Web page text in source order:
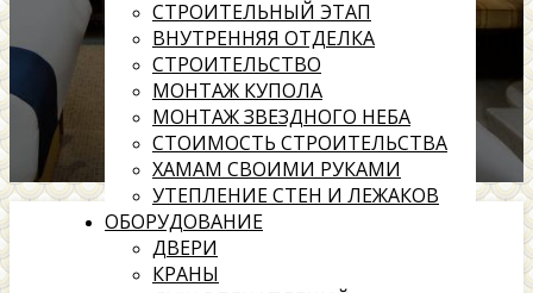
СТРОИТЕЛЬНЫЙ ЭТАП
ВНУТРЕННЯЯ ОТДЕЛКА
СТРОИТЕЛЬСТВО
МОНТАЖ КУПОЛА
МОНТАЖ ЗВЕЗДНОГО НЕБА
СТОИМОСТЬ СТРОИТЕЛЬСТВА
ХАМАМ СВОИМИ РУКАМИ
УТЕПЛЕНИЕ СТЕН И ЛЕЖАКОВ
ОБОРУДОВАНИЕ
ДВЕРИ
КРАНЫ